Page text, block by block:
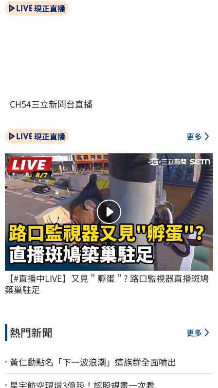
現正直播
CH54三立新聞台直播
現正直播 更多
【#直播中LIVE】又見＂孵蛋＂? 路口監視器直播斑鳩
築巢駐足
熱門新聞 更多
黃仁勳點名「下一波浪潮」這族群全面噴出
星宇航空現增3億股！認股規畫一次看